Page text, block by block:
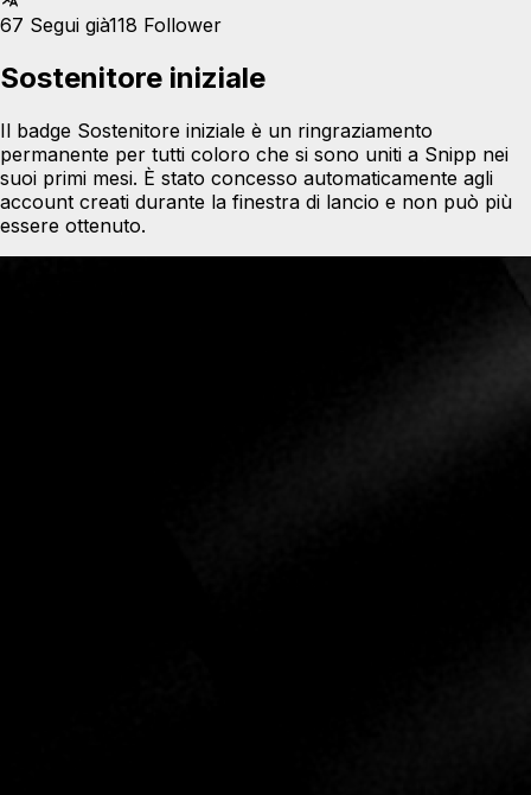
67 Segui già118 Follower
Sostenitore iniziale
Il badge Sostenitore iniziale è un ringraziamento
permanente per tutti coloro che si sono uniti a Snipp nei
suoi primi mesi. È stato concesso automaticamente agli
account creati durante la finestra di lancio e non può più
essere ottenuto.